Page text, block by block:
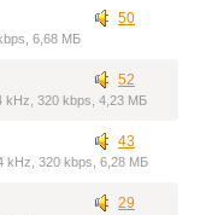
50
6,68 МБ
52
kHz, 320 kbps, 4,23 МБ
43
kHz, 320 kbps, 6,28 МБ
29